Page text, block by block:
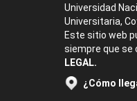
Universidad
Universitaria,
Este sitio web
siempre que se
LEGAL.
¿Cómo